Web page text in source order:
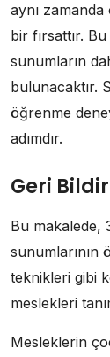
aynı
bir fırsattır.
sunumların
bulunacaktır.
öğrenme
adımdır.
Geri
Bu makalede,
sunumlarının
teknikleri gibi
meslekleri
Mesleklerin